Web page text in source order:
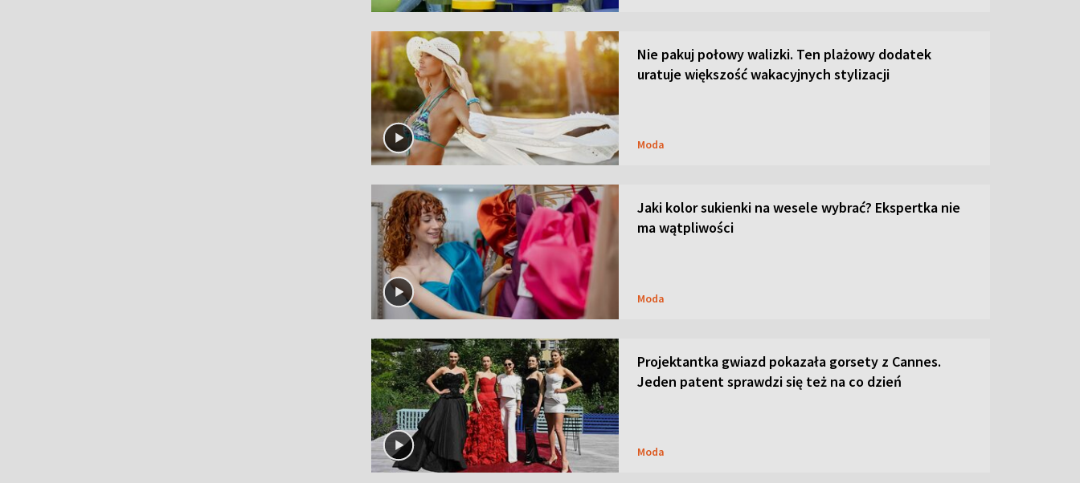
Nie pakuj połowy walizki. Ten plażowy dodatek
uratuje większość wakacyjnych stylizacji
Moda
Jaki kolor sukienki na wesele wybrać? Ekspertka nie
ma wątpliwości
Moda
Projektantka gwiazd pokazała gorsety z Cannes.
Jeden patent sprawdzi się też na co dzień
Moda